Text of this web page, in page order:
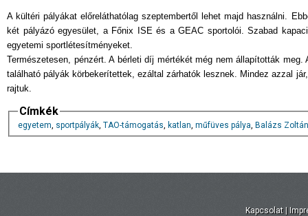
A kültéri pályákat előreláthatólag szeptembertől lehet majd használni.
két pályázó egyesület, a Főnix ISE és a GEAC sportolói. Szabad
egyetemi sportlétesítményeket.
Természetesen, pénzért. A bérleti díj mértékét még nem állapították
található pályák körbekerítettek, ezáltal zárhatók lesznek. Mindez azzal
rajtuk.
Címkék
egyetem, sportpályák, TAO-támogatás, katlan, műfüves pálya, Balázs Zoltán
Kapcsolat |